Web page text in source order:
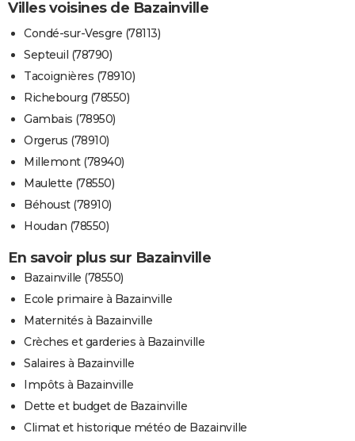
Villes voisines de Bazainville
Condé-sur-Vesgre (78113)
Septeuil (78790)
Tacoignières (78910)
Richebourg (78550)
Gambais (78950)
Orgerus (78910)
Millemont (78940)
Maulette (78550)
Béhoust (78910)
Houdan (78550)
En savoir plus sur Bazainville
Bazainville (78550)
Ecole primaire à Bazainville
Maternités à Bazainville
Crèches et garderies à Bazainville
Salaires à Bazainville
Impôts à Bazainville
Dette et budget de Bazainville
Climat et historique météo de Bazainville